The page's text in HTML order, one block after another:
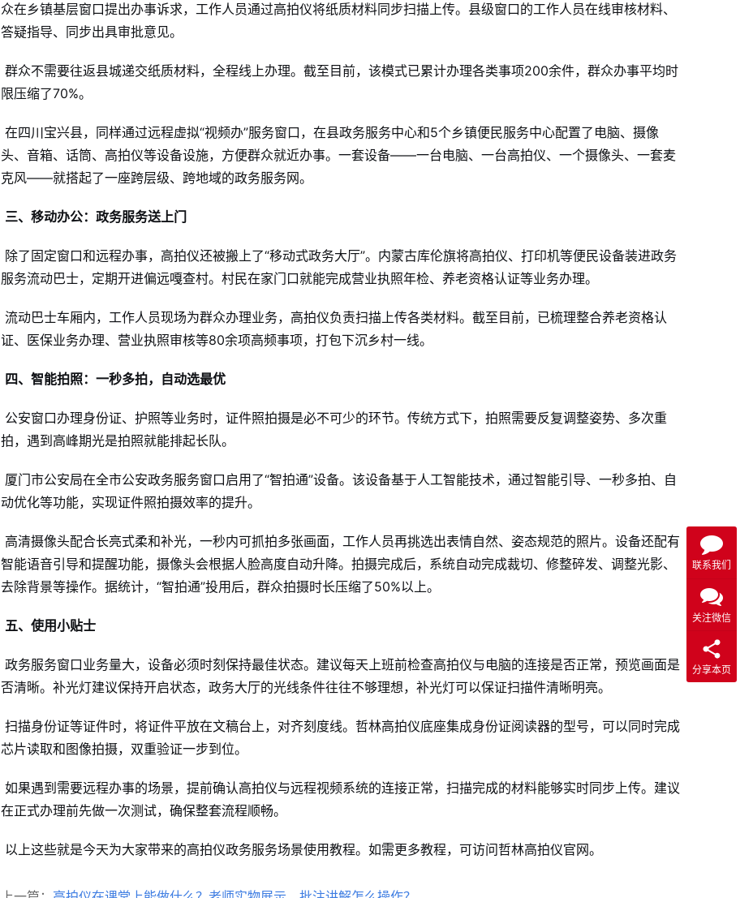
众在乡镇基层窗口提出办事诉求，工作人员通过高拍仪将纸质材料同步扫描上传。县级窗口的工作人员在线审核材料、
答疑指导、同步出具审批意见。
群众不需要往返县城递交纸质材料，全程线上办理。截至目前，该模式已累计办理各类事项200余件，群众办事平均时
限压缩了70%。
在四川宝兴县，同样通过远程虚拟“视频办”服务窗口，在县政务服务中心和5个乡镇便民服务中心配置了电脑、摄像
头、音箱、话筒、高拍仪等设备设施，方便群众就近办事。一套设备——一台电脑、一台高拍仪、一个摄像头、一套麦
克风——就搭起了一座跨层级、跨地域的政务服务网。
三、移动办公：政务服务送上门
除了固定窗口和远程办事，高拍仪还被搬上了“移动式政务大厅”。内蒙古库伦旗将高拍仪、打印机等便民设备装进政务
服务流动巴士，定期开进偏远嘎查村。村民在家门口就能完成营业执照年检、养老资格认证等业务办理。
流动巴士车厢内，工作人员现场为群众办理业务，高拍仪负责扫描上传各类材料。截至目前，已梳理整合养老资格认
证、医保业务办理、营业执照审核等80余项高频事项，打包下沉乡村一线。
四、智能拍照：一秒多拍，自动选最优
公安窗口办理身份证、护照等业务时，证件照拍摄是必不可少的环节。传统方式下，拍照需要反复调整姿势、多次重
拍，遇到高峰期光是拍照就能排起长队。
厦门市公安局在全市公安政务服务窗口启用了“智拍通”设备。该设备基于人工智能技术，通过智能引导、一秒多拍、自
动优化等功能，实现证件照拍摄效率的提升。
高清摄像头配合长亮式柔和补光，一秒内可抓拍多张画面，工作人员再挑选出表情自然、姿态规范的照片。设备还配有
智能语音引导和提醒功能，摄像头会根据人脸高度自动升降。拍摄完成后，系统自动完成裁切、修整碎发、调整光影、
去除背景等操作。据统计，“智拍通”投用后，群众拍摄时长压缩了50%以上。
五、使用小贴士
政务服务窗口业务量大，设备必须时刻保持最佳状态。建议每天上班前检查高拍仪与电脑的连接是否正常，预览画面是
否清晰。补光灯建议保持开启状态，政务大厅的光线条件往往不够理想，补光灯可以保证扫描件清晰明亮。
扫描身份证等证件时，将证件平放在文稿台上，对齐刻度线。哲林高拍仪底座集成身份证阅读器的型号，可以同时完成
芯片读取和图像拍摄，双重验证一步到位。
如果遇到需要远程办事的场景，提前确认高拍仪与远程视频系统的连接正常，扫描完成的材料能够实时同步上传。建议
在正式办理前先做一次测试，确保整套流程顺畅。
以上这些就是今天为大家带来的高拍仪政务服务场景使用教程。如需更多教程，可访问哲林高拍仪官网。
联系我们
关注微信
分享本页